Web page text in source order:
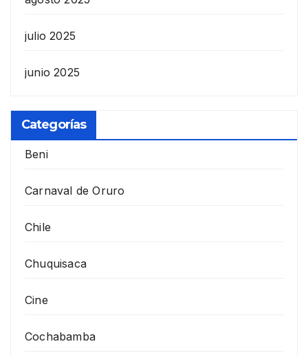
julio 2025
junio 2025
Categorías
Beni
Carnaval de Oruro
Chile
Chuquisaca
Cine
Cochabamba